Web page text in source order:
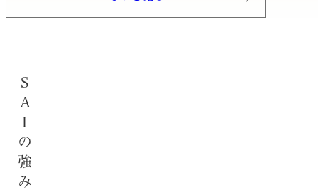
SAIの強み